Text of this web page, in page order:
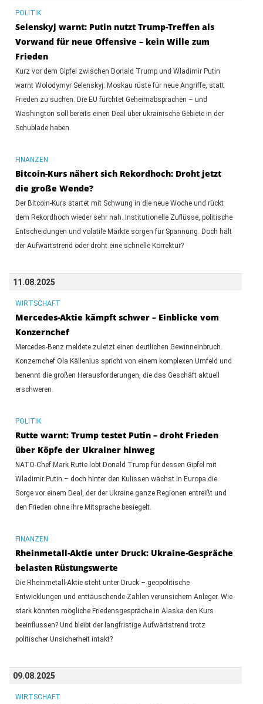
POLITIK
Selenskyj warnt: Putin nutzt Trump-Treffen als
Vorwand für neue Offensive – kein Wille zum
Frieden
Kurz vor dem Gipfel zwischen Donald Trump und Wladimir Putin
warnt Wolodymyr Selenskyj: Moskau rüste für neue Angriffe, statt
Frieden zu suchen. Die EU fürchtet Geheimabsprachen – und
Washington soll bereits einen Deal über ukrainische Gebiete in der
Schublade haben.
FINANZEN
Bitcoin-Kurs nähert sich Rekordhoch: Droht jetzt
die große Wende?
Der Bitcoin-Kurs startet mit Schwung in die neue Woche und rückt
dem Rekordhoch wieder sehr nah. Institutionelle Zuflüsse, politische
Entscheidungen und volatile Märkte sorgen für Spannung. Doch hält
der Aufwärtstrend oder droht eine schnelle Korrektur?
11.08.2025
WIRTSCHAFT
Mercedes-Aktie kämpft schwer – Einblicke vom
Konzernchef
Mercedes-Benz meldete zuletzt einen deutlichen Gewinneinbruch.
Konzernchef Ola Källenius spricht von einem komplexen Umfeld und
benennt die großen Herausforderungen, die das Geschäft aktuell
erschweren.
POLITIK
Rutte warnt: Trump testet Putin – droht Frieden
über Köpfe der Ukrainer hinweg
NATO-Chef Mark Rutte lobt Donald Trump für dessen Gipfel mit
Wladimir Putin – doch hinter den Kulissen wächst in Europa die
Sorge vor einem Deal, der der Ukraine ganze Regionen entreißt und
den Frieden ohne ihre Mitsprache besiegelt.
FINANZEN
Rheinmetall-Aktie unter Druck: Ukraine-Gespräche
belasten Rüstungswerte
Die Rheinmetall-Aktie steht unter Druck – geopolitische
Entwicklungen und enttäuschende Zahlen verunsichern Anleger. Wie
stark könnten mögliche Friedensgespräche in Alaska den Kurs
beeinflussen? Und bleibt der langfristige Aufwärtstrend trotz
politischer Unsicherheit intakt?
09.08.2025
WIRTSCHAFT